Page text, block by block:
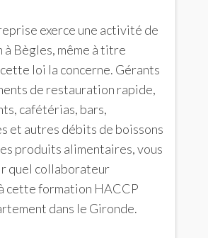
exerce une activité de
Bègles, même à titre
loi la concerne. Gérants
de restauration rapide,
cafétérias, bars,
et autres débits de boissons
produits alimentaires, vous
quel collaborateur
cette formation HACCP
dans le Gironde.